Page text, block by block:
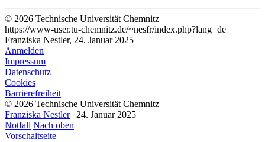
© 2026 Technische Universität Chemnitz
https://www-user.tu-chemnitz.de/~nesfr/index.php?lang=de
Franziska Nestler, 24. Januar 2025
Anmelden
Impressum
Datenschutz
Cookies
Barrierefreiheit
© 2026 Technische Universität Chemnitz
Franziska Nestler| 24. Januar 2025
Notfall Nach oben
Vorschaltseite